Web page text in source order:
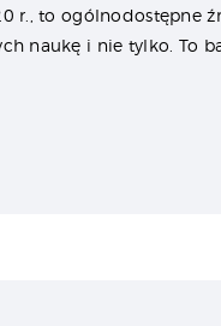
r., to ogólnodostępne
naukę i nie tylko. To